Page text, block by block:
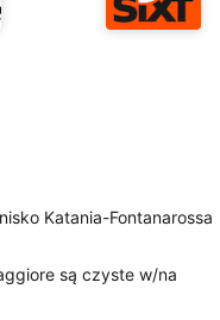
Katania-Fontanarossa
są czyste w/na